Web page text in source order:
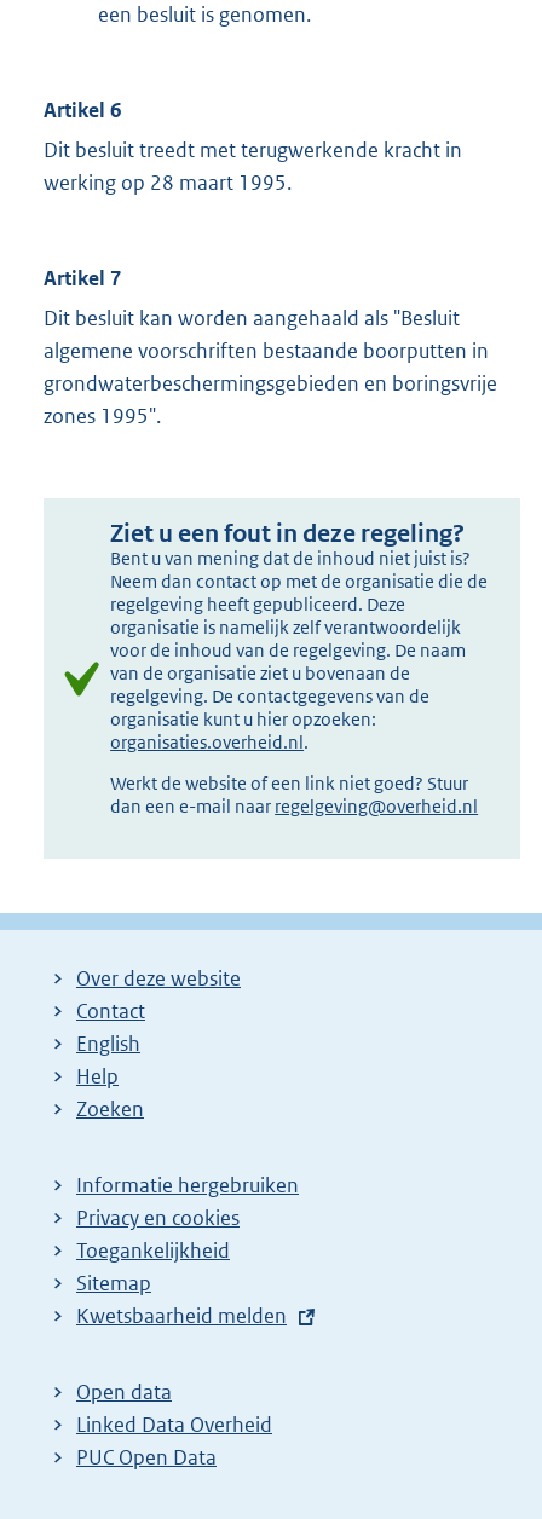
een besluit is genomen.
Artikel 6
Dit besluit treedt met terugwerkende kracht in
werking op 28 maart 1995.
Artikel 7
Dit besluit kan worden aangehaald als "Besluit
algemene voorschriften bestaande boorputten in
grondwaterbeschermingsgebieden en boringsvrije
zones 1995".
Ziet u een fout in deze regeling?
Bent u van mening dat de inhoud niet juist is?
Neem dan contact op met de organisatie die de
regelgeving heeft gepubliceerd. Deze
organisatie is namelijk zelf verantwoordelijk
voor de inhoud van de regelgeving. De naam
van de organisatie ziet u bovenaan de
regelgeving. De contactgegevens van de
organisatie kunt u hier opzoeken:
organisaties.overheid.nl.
Werkt de website of een link niet goed? Stuur
dan een e-mail naar regelgeving@overheid.nl
Over deze website
Contact
English
Help
Zoeken
Informatie hergebruiken
Privacy en cookies
Toegankelijkheid
Sitemap
E
t
e
r
Kwetsbaarheid melden
Open data
Linked Data Overheid
PUC Open Data